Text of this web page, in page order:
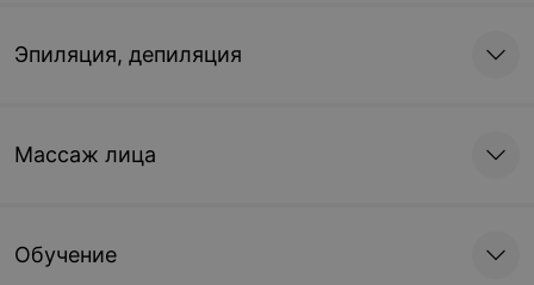
Эпиляция, депиляция
Массаж лица
Обучение